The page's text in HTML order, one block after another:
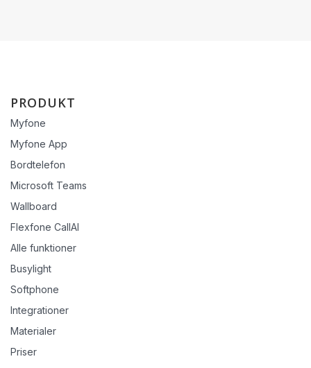
PRODUKT
Myfone
Myfone App
Bordtelefon
Microsoft Teams
Wallboard
Flexfone CallAI
Alle funktioner
Busylight
Softphone
Integrationer
Materialer
Priser